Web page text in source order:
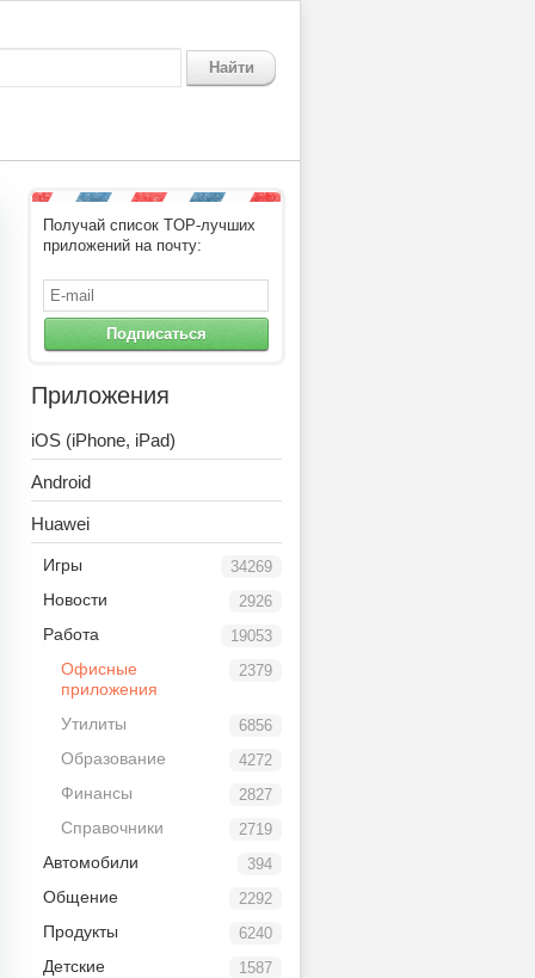
Найти
Получай список TOP-лучших
приложений на почту:
Подписаться
Приложения
iOS (iPhone, iPad)
Android
Huawei
34269
Игры
2926
Новости
19053
Работа
2379
Офисные
приложения
6856
Утилиты
4272
Образование
2827
Финансы
2719
Справочники
394
Автомобили
2292
Общение
6240
Продукты
1587
Детские